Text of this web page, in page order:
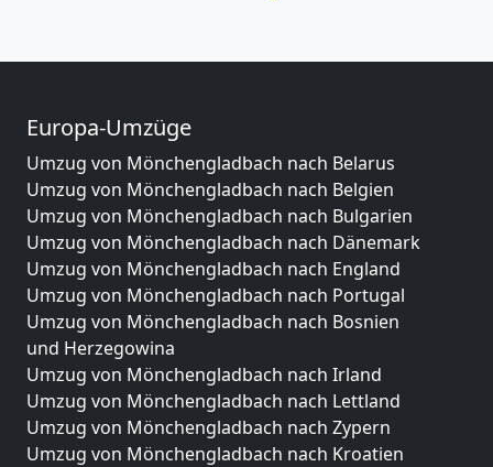
Europa-Umzüge
Umzug von Mönchengladbach nach Belarus
Umzug von Mönchengladbach nach Belgien
Umzug von Mönchengladbach nach Bulgarien
Umzug von Mönchengladbach nach Dänemark
Umzug von Mönchengladbach nach England
Umzug von Mönchengladbach nach Portugal
Umzug von Mönchengladbach nach Bosnien
und Herzegowina
Umzug von Mönchengladbach nach Irland
Umzug von Mönchengladbach nach Lettland
Umzug von Mönchengladbach nach Zypern
Umzug von Mönchengladbach nach Kroatien